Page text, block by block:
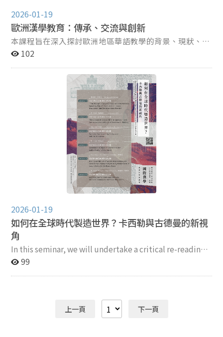
2026-01-19
歐洲漢學教育：傳承、交流與創新
本課程旨在深入探討歐洲地區華語教學的背景、現狀、挑
戰與創新策略，透過跨國教師的分享與交流，了解法國、
與實踐。課程內容涵蓋華語教材建設、教學方法、科技應
用及多文化融合，展現歐洲漢學教育的傳承與創新脈絡。
透過多元的講題與討論，預期學生將掌握歐洲漢語教學的
發展趨勢，並思考未來推動華語在歐洲的發展策略。
102
2026-01-19
如何在全球時代製造世界？卡西勒與古德曼的新視
角
In this seminar, we will undertake a critical re-reading
of the philosophical works of Ernst Cassirer and Nelson
transcendental philosophy. The world is never simply
given, rather it is made by the symbolic activity of the
99
上一頁 下一頁